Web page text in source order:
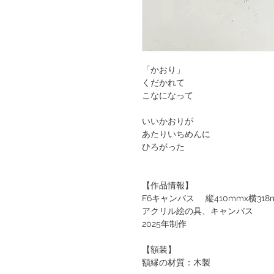
「かおり」
くだかれて
こなになって
いいかおりが
あたりいちめんに
ひろがった
【作品情報】
F6キャンバス 縦410mmx横
アクリル絵の具、キャンバス
2025年制作
【額装】
額縁の材質：木製